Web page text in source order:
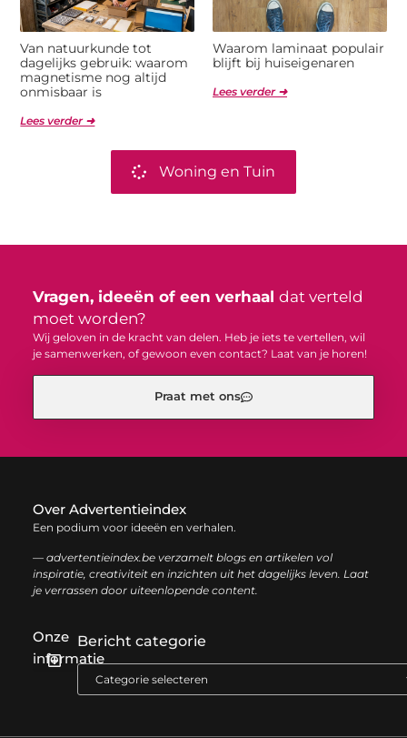
Van natuurkunde tot
dagelijks gebruik: waarom
magnetisme nog altijd
onmisbaar is
Lees verder ➜
Waarom laminaat populair
blijft bij huiseigenaren
Lees verder ➜
Woning en Tuin
Vragen, ideeën of een verhaal dat verteld
moet worden?
Wij geloven in de kracht van delen. Heb je iets te vertellen, wil
je samenwerken, of gewoon even contact? Laat van je horen!
Praat met ons
Over Advertentieindex
Een podium voor ideeën en verhalen.
— advertentieindex.be verzamelt blogs en artikelen vol
inspiratie, creativiteit en inzichten uit het dagelijks leven. Laat
je verrassen door uiteenlopende content.
Onze
informatie
Bericht categorie